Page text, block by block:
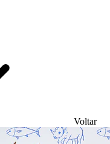
Voltar